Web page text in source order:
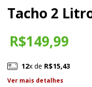
Tacho 2
R$149,99
12x de R$15,43
Ver mais detalhes